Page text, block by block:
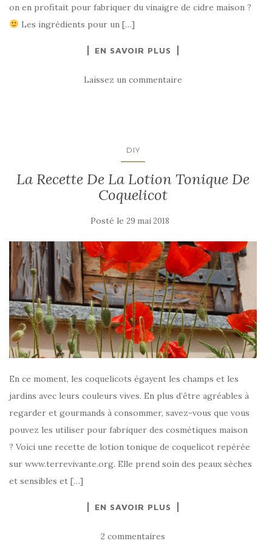
on en profitait pour fabriquer du vinaigre de cidre maison ?
Les ingrédients pour un […]
EN SAVOIR PLUS
Laissez un commentaire
DIY
La Recette De La Lotion Tonique De
Coquelicot
Posté le 29 mai 2018
En ce moment, les coquelicots égayent les champs et les
jardins avec leurs couleurs vives. En plus d’être agréables à
regarder et gourmands à consommer, savez-vous que vous
pouvez les utiliser pour fabriquer des cosmétiques maison
? Voici une recette de lotion tonique de coquelicot repérée
sur www.terrevivante.org. Elle prend soin des peaux sèches
et sensibles et […]
EN SAVOIR PLUS
2 commentaires